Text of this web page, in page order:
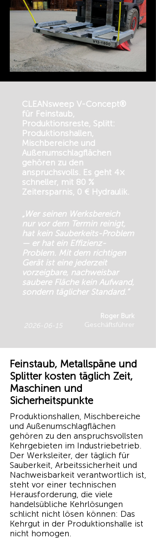
CLEANsweep V-Concept®
für Feinstaub,
Produktionsreste, Splitt:
Produktionshallen,
Mischbereiche und
Außenumschlagflächen
gehören zu den
anspruchsvolls. Es geht 4×
schneller, mit 80 %
Zeitersparnis, 0 € Hydraulik.
„Wer seinen Werksbereich
nur vor dem Termin reinigt,
hat kein Sauberkeits-Problem
— er hat ein Effizienz-
Problem. Mit dem richtigen
Gerät ist eine jederzeit
vorzeigbare, nachweisbar
saubere Fläche kein Aufwand,
sondern täglicher Standard.“
2026-06-15
Roger Burk
Geschäftsführer
Feinstaub, Metallspäne und
Splitter kosten täglich Zeit,
Maschinen und
Sicherheitspunkte
Produktionshallen, Mischbereiche
und Außenumschlagflächen
gehören zu den anspruchsvollsten
Kehrgebieten im Industriebetrieb.
Der Werksleiter, der täglich für
Sauberkeit, Arbeitssicherheit und
Nachweisbarkeit verantwortlich ist,
steht vor einer technischen
Herausforderung, die viele
handelsübliche Kehrlösungen
schlicht nicht lösen können: Das
Kehrgut in der Produktionshalle ist
nicht homogen.